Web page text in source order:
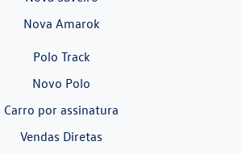
Nova Amarok
Polo Track
Novo Polo
Carro por assinatura
Vendas Diretas